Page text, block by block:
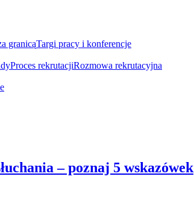
granicąTargi pracy i konferencje
Proces rekrutacjiRozmowa rekrutacyjna
– poznaj 5 wskazówek